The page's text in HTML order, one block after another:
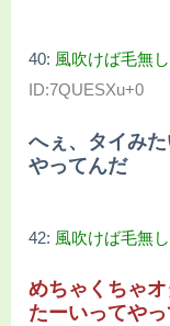
40: 風吹けば毛無し
ID:7QUESXu+0
へぇ、タイみ
やってんだ
42: 風吹けば毛無し
めちゃくちゃ
たーいってや